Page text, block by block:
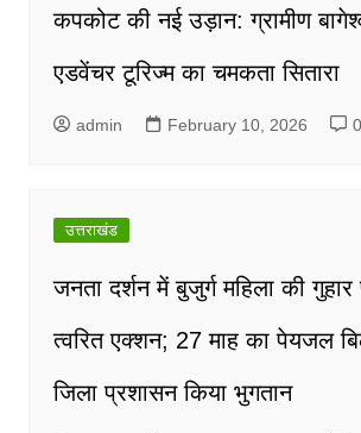
कपकोट की नई उड़ान: ग्रामीण
एडवेंचर टूरिज्म का चमकता सितारा
admin February 10, 2026 0
उत्तराखंड
जनता दर्शन में बुजुर्ग महिला की
त्वरित एक्शन; 27 माह का पेयजल
जिला प्रशासन किया भुगतान